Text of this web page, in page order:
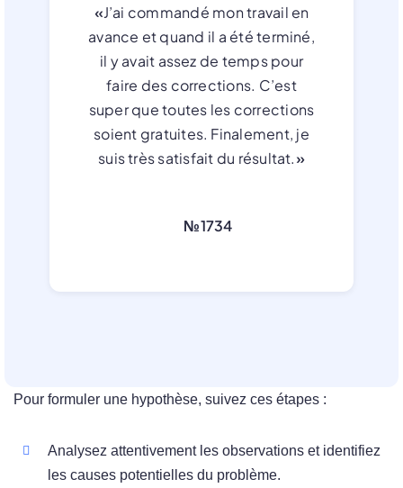
«J’ai commandé mon travail en
avance et quand il a été terminé,
il y avait assez de temps pour
faire des corrections. C’est
super que toutes les corrections
soient gratuites. Finalement, je
suis très satisfait du résultat.»
№1734
Pour formuler une hypothèse, suivez ces étapes :
Analysez attentivement les observations et identifiez
les causes potentielles du problème.